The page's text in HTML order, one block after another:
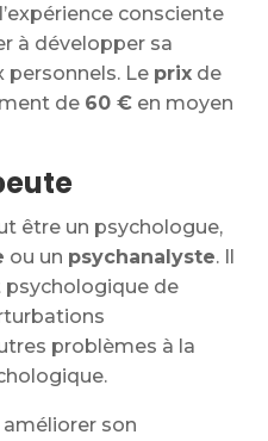
consciente
à développer sa
personnels. Le prix de
de 60€ en moyen
être un psychologue,
ou un psychanalyste. Il
de
problèmes à la
son